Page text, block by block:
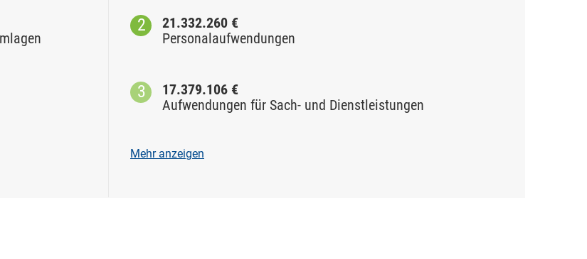
21.332.260 €
Personalaufwendungen
17.379.106 €
Aufwendungen für Sach- und Dienstleistungen
Mehr anzeigen